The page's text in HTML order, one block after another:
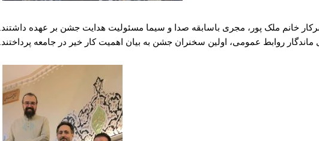
خانم ملک پور، مجری باسابقه صدا و سیما مسئولیت هدایت جشن بر عهده داشتند.
روابط عمومی، اولین سخنران جشن به بیان اهمیت کار خیر در جامعه پرداختند.